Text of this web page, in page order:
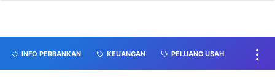
INFO PERBANKAN KEUANGAN PELUANG USAH